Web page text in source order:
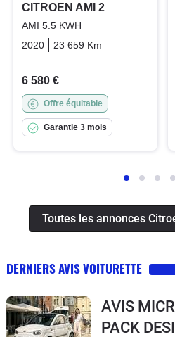
CITROEN AMI 2
AMI 5.5 KWH
2020
23 659 Km
6 580 €
Offre équitable
Garantie 3 mois
Toutes les annonces
DERNIERS AVIS VOITURETTE
AVIS
PACK